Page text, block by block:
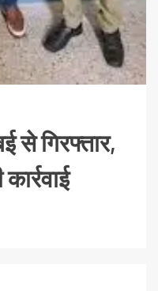
से गिरफ्तार,